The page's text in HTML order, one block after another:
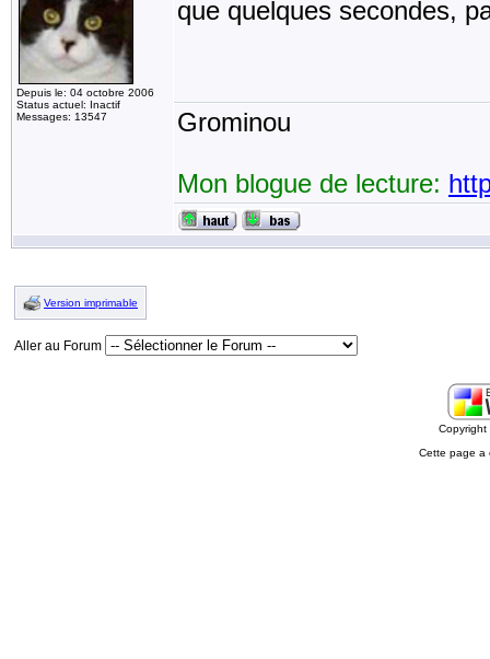
Depuis le: 04 octobre 2006
Status actuel: Inactif
Messages: 13547
que quelques secondes,
Grominou
Mon blogue de lecture:
Version imprimable
Aller au Forum
Cette page a